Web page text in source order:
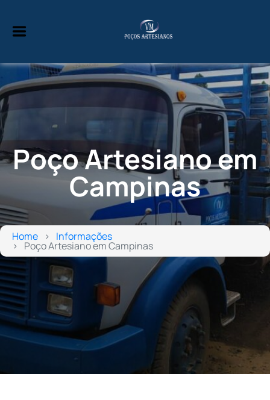
Poço Artesiano em
Campinas
Home Informações
Poço Artesiano em Campinas